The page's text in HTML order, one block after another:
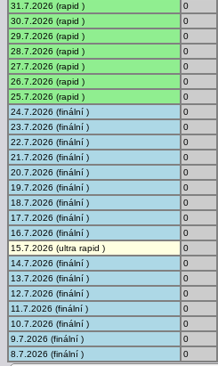
31.7.2026 (rapid )
0
30.7.2026 (rapid )
0
29.7.2026 (rapid )
0
28.7.2026 (rapid )
0
27.7.2026 (rapid )
0
26.7.2026 (rapid )
0
25.7.2026 (rapid )
0
24.7.2026 (finální )
0
23.7.2026 (finální )
0
22.7.2026 (finální )
0
21.7.2026 (finální )
0
20.7.2026 (finální )
0
19.7.2026 (finální )
0
18.7.2026 (finální )
0
17.7.2026 (finální )
0
16.7.2026 (finální )
0
15.7.2026 (ultra rapid )
0
14.7.2026 (finální )
0
13.7.2026 (finální )
0
12.7.2026 (finální )
0
11.7.2026 (finální )
0
10.7.2026 (finální )
0
9.7.2026 (finální )
0
8.7.2026 (finální )
0